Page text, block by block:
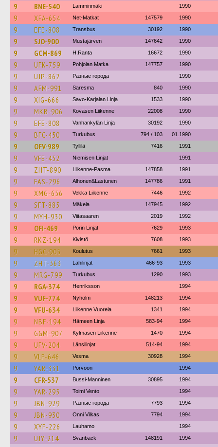
9 BNE-540 Lamminmäki 1990
9 XFA-654 Net-Matkat 147579 1990
9 EFE-808 Transbus 30192 1990
9 SJO-900 Mustajärven 147642 1990
9 GCM-869 H.Ranta 16672 1990
9 UFK-759 Pohjolan Matka 147757 1990
9 UJP-862 Разные города 1990
9 AFM-991 Saresma 840 1990
9 XIG-666 Savo-Karjalan Linja 1533 1990
9 MKB-906 Kovasen Liikenne 22008 1990
9 EFE-808 Vanhankylän Linja 30192 1990
9 BFC-450 Turkubus 794 / 103 01.1990
9 OFV-989 Tyllilä 7416 1991
9 VFE-452 Niemisen Linjat 1991
9 ZHT-890 Liikenne-Pasma 147858 1991
9 FAS-296 Alhonen&Lastunen 147786 1991
9 XMG-656 Vekka Liikenne 7446 1992
9 SFT-885 Mäkela 147945 1992
9 MYH-930 Viitasaaren 2019 1992
9 OFI-469 Porin Linjat 7629 1993
9 RKZ-194 Kivistö 7608 1993
9 HGC-905 Koulutus 7661 1993
9 ZHT-363 Lähilinjat 466-93 1993
9 MRG-799 Turkubus 1290 1993
9 RGA-374 Henriksson 1994
9 VUF-774 Nyholm 148213 1994
9 VFU-634 Liikenne Vuorela 1341 1994
9 NBF-194 Hämeen Linja 583-94 1994
9 GGM-907 Kylmäsen Liikenne 1470 1994
9 UFV-204 Länsilinjat 514-94 1994
9 VLF-646 Vesma 30928 1994
9 YAR-331 Porvoon 1994
9 CFR-537 Bussi-Manninen 30895 1994
9 YAR-295 Toimi Vento 1994
9 JBN-929 Разные города 7793 1994
9 JBN-930 Onni Vilkas 7794 1994
9 XYF-226 Lauhamo 1994
9 UJY-214 Svanbäck 148191 1994